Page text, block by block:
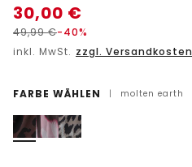
30,00 €
49,99€-40%
inkl. MwSt. zzgl. Versandkosten
FARBE WÄHLEN | molten earth